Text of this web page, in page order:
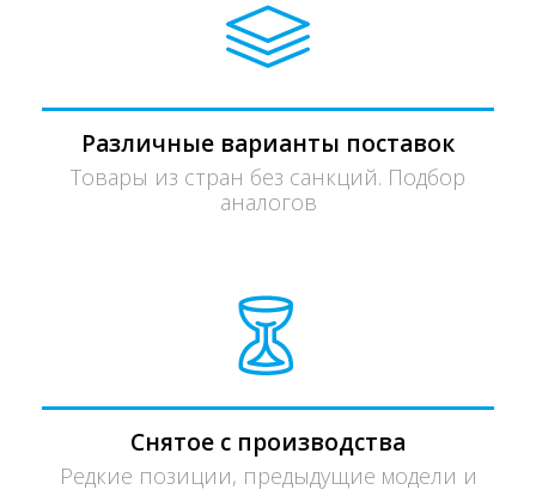
Различные варианты поставок
Товары из стран без санкций. Подбор
аналогов
Снятое с производства
Редкие позиции, предыдущие модели и